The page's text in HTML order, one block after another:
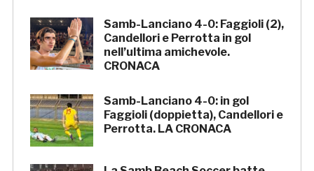
Samb-Lanciano 4-0: Faggioli (2),
Candellori e Perrotta in gol
nell’ultima amichevole.
CRONACA
Samb-Lanciano 4-0: in gol
Faggioli (doppietta), Candellori e
Perrotta. LA CRONACA